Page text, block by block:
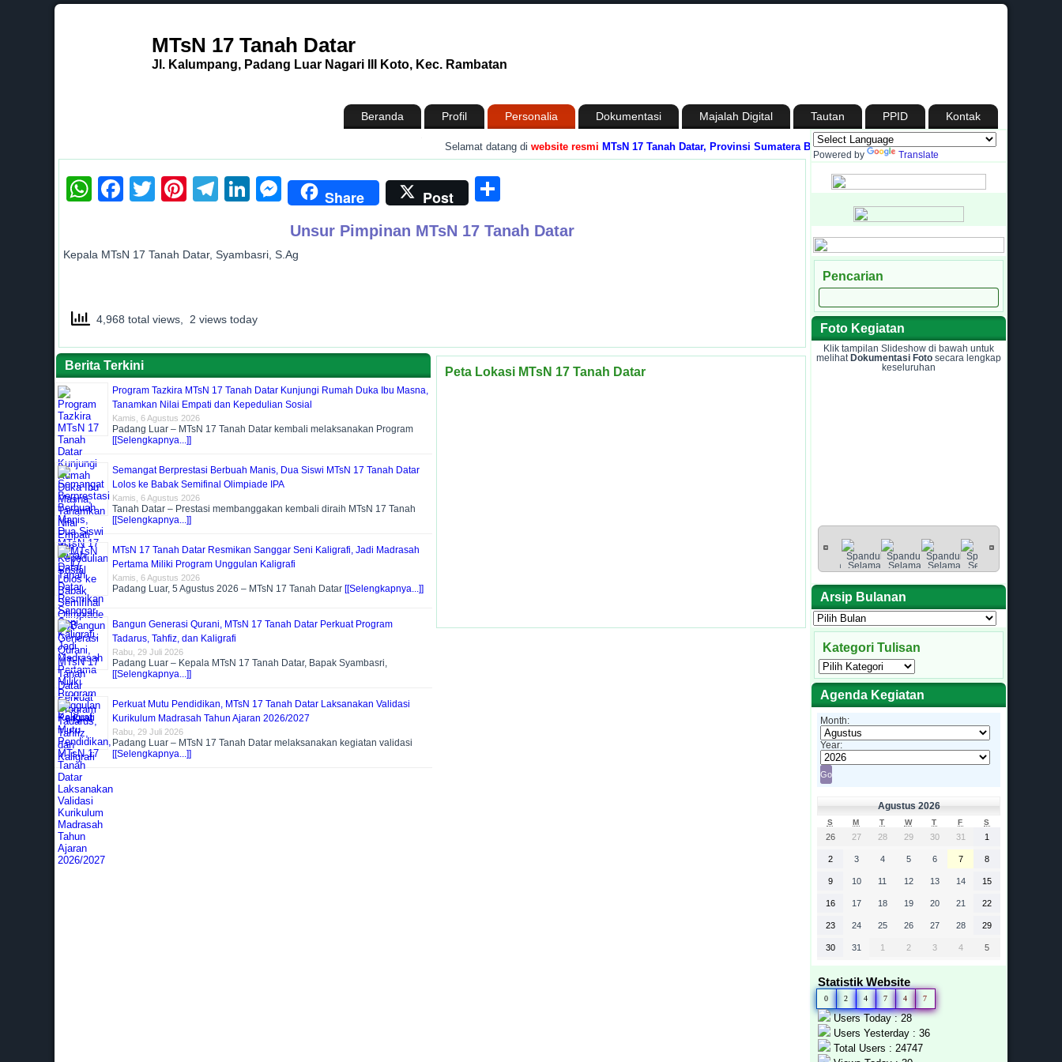
MTsN 17 Tanah Datar
Jl. Kalumpang, Padang Luar Nagari III Koto, Kec. Rambatan
Beranda Profil Personalia Dokumentasi Majalah Digital Tautan PPID Kontak
Selamat datang diwebsite resmi MTsN 17 Tanah Datar, Provinsi Sumatera Barat Media Informasi dan Silaturahmi antara Madrasah
WhatsApp
Facebook
Twitter
Pinterest
Telegram
LinkedIn
Messenger
Share Post
Unsur Pimpinan MTsN 17 Tanah Datar
Kepala MTsN 17 Tanah Datar, Syambasri, S.Ag
4,968 total views, 2 views today
Berita Terkini
Program Tazkira MTsN 17 Tanah Datar Kunjungi Rumah Duka Ibu Masna,
Tanamkan Nilai Empati dan Kepedulian Sosial
Kamis, 6 Agustus 2026
Padang Luar – MTsN 17 Tanah Datar kembali melaksanakan Program
[[Selengkapnya...]]
Semangat Berprestasi Berbuah Manis, Dua Siswi MTsN 17 Tanah Datar
Lolos ke Babak Semifinal Olimpiade IPA
Kamis, 6 Agustus 2026
Tanah Datar – Prestasi membanggakan kembali diraih MTsN 17 Tanah
[[Selengkapnya...]]
MTsN 17 Tanah Datar Resmikan Sanggar Seni Kaligrafi, Jadi Madrasah
Pertama Miliki Program Unggulan Kaligrafi
Kamis, 6 Agustus 2026
Padang Luar, 5 Agustus 2026 – MTsN 17 Tanah Datar [[Selengkapnya...]]
Bangun Generasi Qurani, MTsN 17 Tanah Datar Perkuat Program
Tadarus, Tahfiz, dan Kaligrafi
Rabu, 29 Juli 2026
Padang Luar – Kepala MTsN 17 Tanah Datar, Bapak Syambasri,
[[Selengkapnya...]]
Perkuat Mutu Pendidikan, MTsN 17 Tanah Datar Laksanakan Validasi
Kurikulum Madrasah Tahun Ajaran 2026/2027
Rabu, 29 Juli 2026
Padang Luar – MTsN 17 Tanah Datar melaksanakan kegiatan validasi
[[Selengkapnya...]]
Peta Lokasi MTsN 17 Tanah Datar
Powered by Translate
Pencarian
Foto Kegiatan
Klik tampilan Slideshow di bawah untuk
melihat Dokumentasi Foto secara lengkap
keseluruhan
Arsip Bulanan
Arsip
Bulanan
Kategori Tulisan
Kategori
Tulisan
Agenda Kegiatan
Month:
Year:
Agustus 2026
S M T W T F S
26 27 28 29 30 31 1
2 3 4 5 6 7 8
9 10 11 12 13 14 15
16 17 18 19 20 21 22
23 24 25 26 27 28 29
30 31 1 2 3 4 5
Statistik Website
0 2 4 7 4 7
Users Today : 28
Users Yesterday : 36
Total Users : 24747